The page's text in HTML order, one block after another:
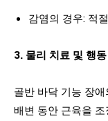
감염의 경우: 적
3. 물리 치료 및 행
골반 바닥 기능 장
배변 동안 근육을